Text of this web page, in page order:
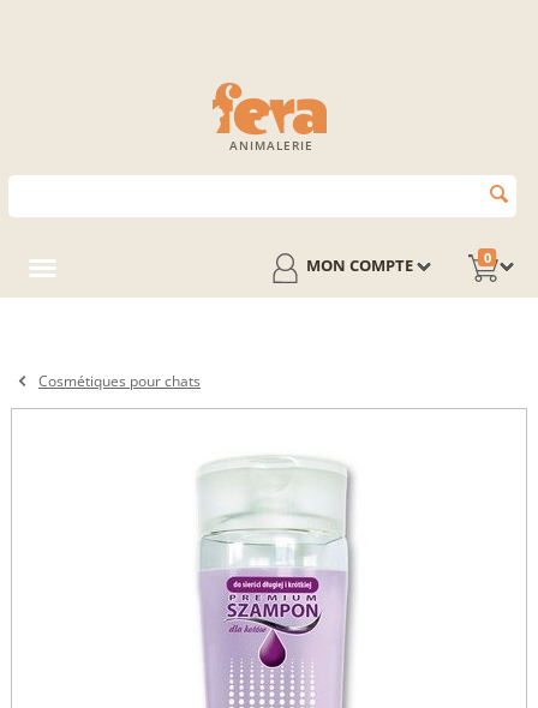
ANIMALERIE
0
MON COMPTE
Cosmétiques pour chats